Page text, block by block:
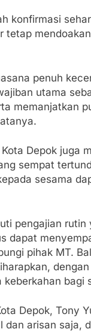
konfirmasi
penuh
utama
memanjatkan
Depok juga
sempat
sesama
pengajian
dapat
pihak MT.
bagi
Depok, Tony
arisan saja,